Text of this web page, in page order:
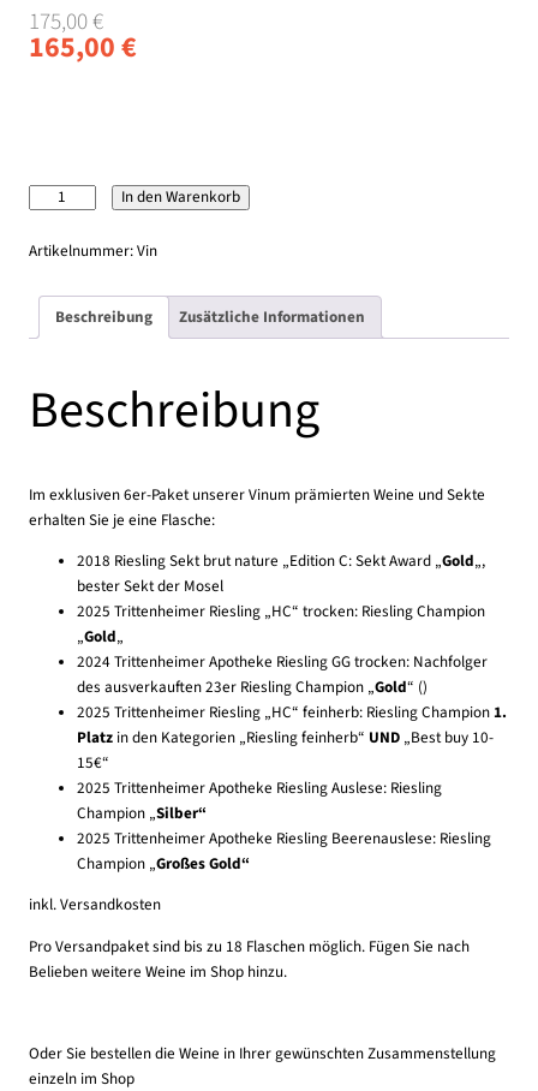
175,00€
Ursprünglicher
Preis
165,00€
Aktueller
Preis
Unsere
Champions
Menge
In den Warenkorb
Artikelnummer:Vin
Beschreibung Zusätzliche Informationen
Beschreibung
Im exklusiven 6er-Paket unserer Vinum prämierten Weine und Sekte
erhalten Sie je eine Flasche:
2018 Riesling Sekt brut nature „Edition C:Sekt Award „Gold„,
bester Sekt der Mosel
2025 Trittenheimer Riesling „HC“ trocken: Riesling Champion
„Gold„
2024 Trittenheimer Apotheke Riesling GG trocken: Nachfolger
des ausverkauften 23er Riesling Champion „Gold“ ()
2025 Trittenheimer Riesling „HC“ feinherb: Riesling Champion1.
Platz in den Kategorien „Riesling feinherb“ UND „Best buy 10-
15€“
2025 Trittenheimer Apotheke Riesling Auslese: Riesling
Champion „Silber“
2025 Trittenheimer Apotheke Riesling Beerenauslese: Riesling
Champion „Großes Gold“
inkl. Versandkosten
Pro Versandpaket sind bis zu 18 Flaschen möglich. Fügen Sie nach
Belieben weitere Weine im Shop hinzu.
Oder Sie bestellen die Weine in Ihrer gewünschten Zusammenstellung
einzeln im Shop